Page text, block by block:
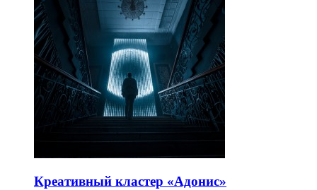
Креативный кластер «Адонис»